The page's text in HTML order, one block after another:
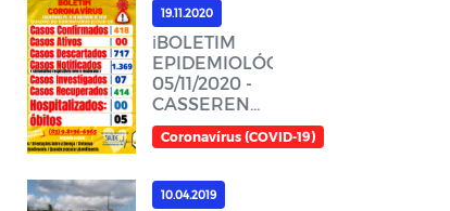
19.11.2020
ℹ️BOLETIM
EPIDEMIOLÓGICO,
05/11/2020 -
CASSERENGUE-
PBℹ️
Coronavírus (COVID-19)
10.04.2019